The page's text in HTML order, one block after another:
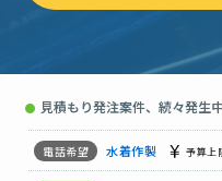
● 見積もり発注案件、続々発生
食品製造加工の資
薄板溶接委託（協
射出成形（2色）の
水着作製 予算上